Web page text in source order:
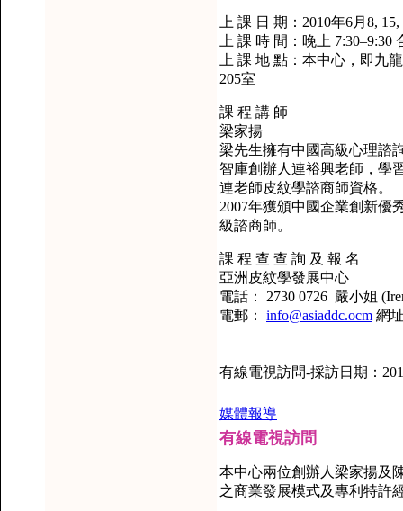
上 課 日 期：2010年6月8,
上 課 時 間：晚上 7:30–9:30
上 課 地 點：本中心，即九
205室
課 程 講 師
梁家揚
梁先生擁有中國高級心理諮
智庫創辦人連裕興老師，學
連老師皮紋學諮商師資格。
2007年獲頒中國企業創新優
級諮商師。
課 程 查 查 詢 及 報 名
亞洲皮紋學發展中心
電話： 2730 0726 嚴小姐
電郵： info@asiaddc.ocm 網
有線電視訪問-採訪日期：
媒體報導
有線電視訪問
本中心兩位創辦人梁家揚及
之商業發展模式及專利特許